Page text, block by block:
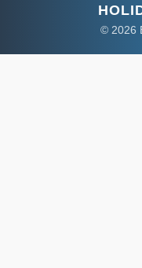
© 2026